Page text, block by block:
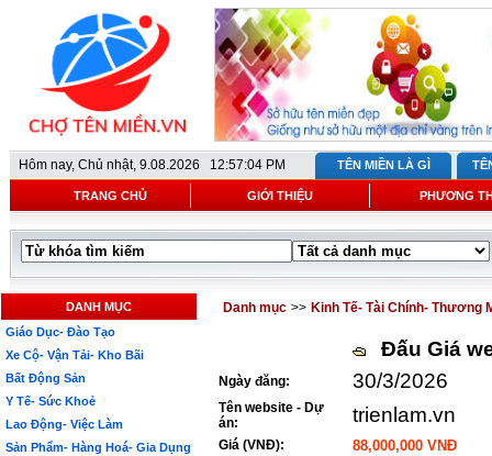
Hôm nay, Chủ nhật, 9.08.2026 12:57:04 PM TÊN MIỀN LÀ GÌ
TRANG CHỦ GIỚI THIỆU PHƯƠNG
DANH MỤC
Giáo Dục- Đào Tạo
Xe Cộ- Vận Tải- Kho Bãi
Bất Động Sản
Y Tế- Sức Khoẻ
Lao Động- Việc Làm
Sản Phẩm- Hàng Hoá- Gia Dụng
Danh mục >> Kinh Tế- Tài Chính- Thương
Đấu Giá
Ngày đăng: 30/3/2026
Tên website - Dự
án:
trienlam.vn
Giá (VNĐ): 88,000,000 VNĐ